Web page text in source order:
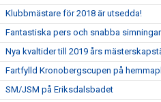
Klubbmästare för 2018 är utsedda!
Fantastiska pers och snabba
Nya kvaltider till 2019 års
Fartfylld Kronobergscupen på
SM/JSM på Eriksdalsbadet